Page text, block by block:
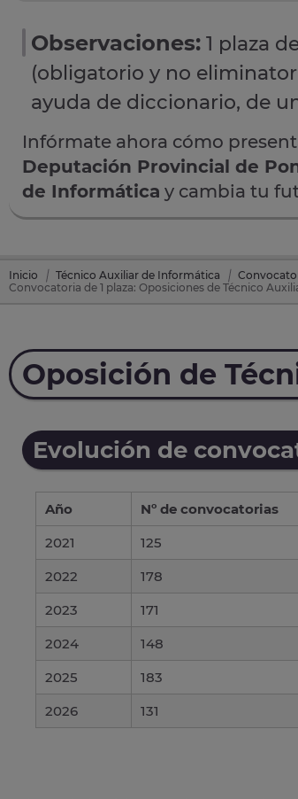
Observaciones: 1 plaza
(obligatorio y no
ayuda de diccionario, de
Infórmate ahora cómo
Deputación Provincial de
de Informática y cambia tu
Inicio Técnico Auxiliar de Informática
Convocatoria de 1 plaza: Oposiciones de Técnico
Oposición de
Evolución de
Año Nº de convocatorias
2021
125
2022
178
2023
171
2024
148
2025
183
2026
131